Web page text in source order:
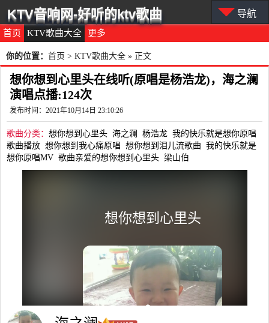
首页 KTV歌曲大全 更多
KTV音响网-好听的ktv歌曲 导航
你的位置： 首页 > KTV歌曲大全 » 正文
想你想到心里头在线听(原唱是杨浩龙)，海之澜
演唱点播:124次
发布时间：2021年10月14日 23:10:26
歌曲分类： 想你想到心里头 海之澜 杨浩龙 我的快乐就是想你原唱
歌曲播放 想你想到我心痛原唱 想你想到泪儿流歌曲 我的快乐就是
想你原唱MV 歌曲亲爱的想你想到心里头 梁山伯